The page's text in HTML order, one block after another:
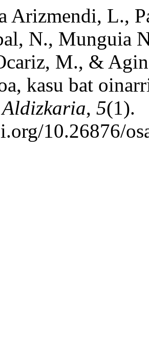
Arizmendi, L.,
N., Munguia
M., &
kasu bat
, 5(1).
10.26876/